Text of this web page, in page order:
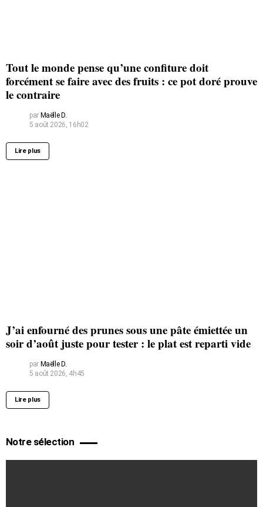
Tout le monde pense qu’une confiture doit
forcément se faire avec des fruits : ce pot doré prouve
le contraire
par Maëlle D.
5 août 2026, 16h02
Lire plus
J’ai enfourné des prunes sous une pâte émiettée un
soir d’août juste pour tester : le plat est reparti vide
par Maëlle D.
5 août 2026, 4h45
Lire plus
Notre sélection